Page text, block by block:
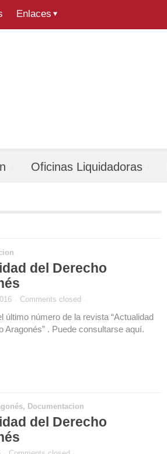
Enlaces
Oficinas Liquidadoras
del Derecho
Comments closed
último número de la revista “Actualidad
Aragonés” . Puede consultarse aquí.
, Documentacion
del Derecho